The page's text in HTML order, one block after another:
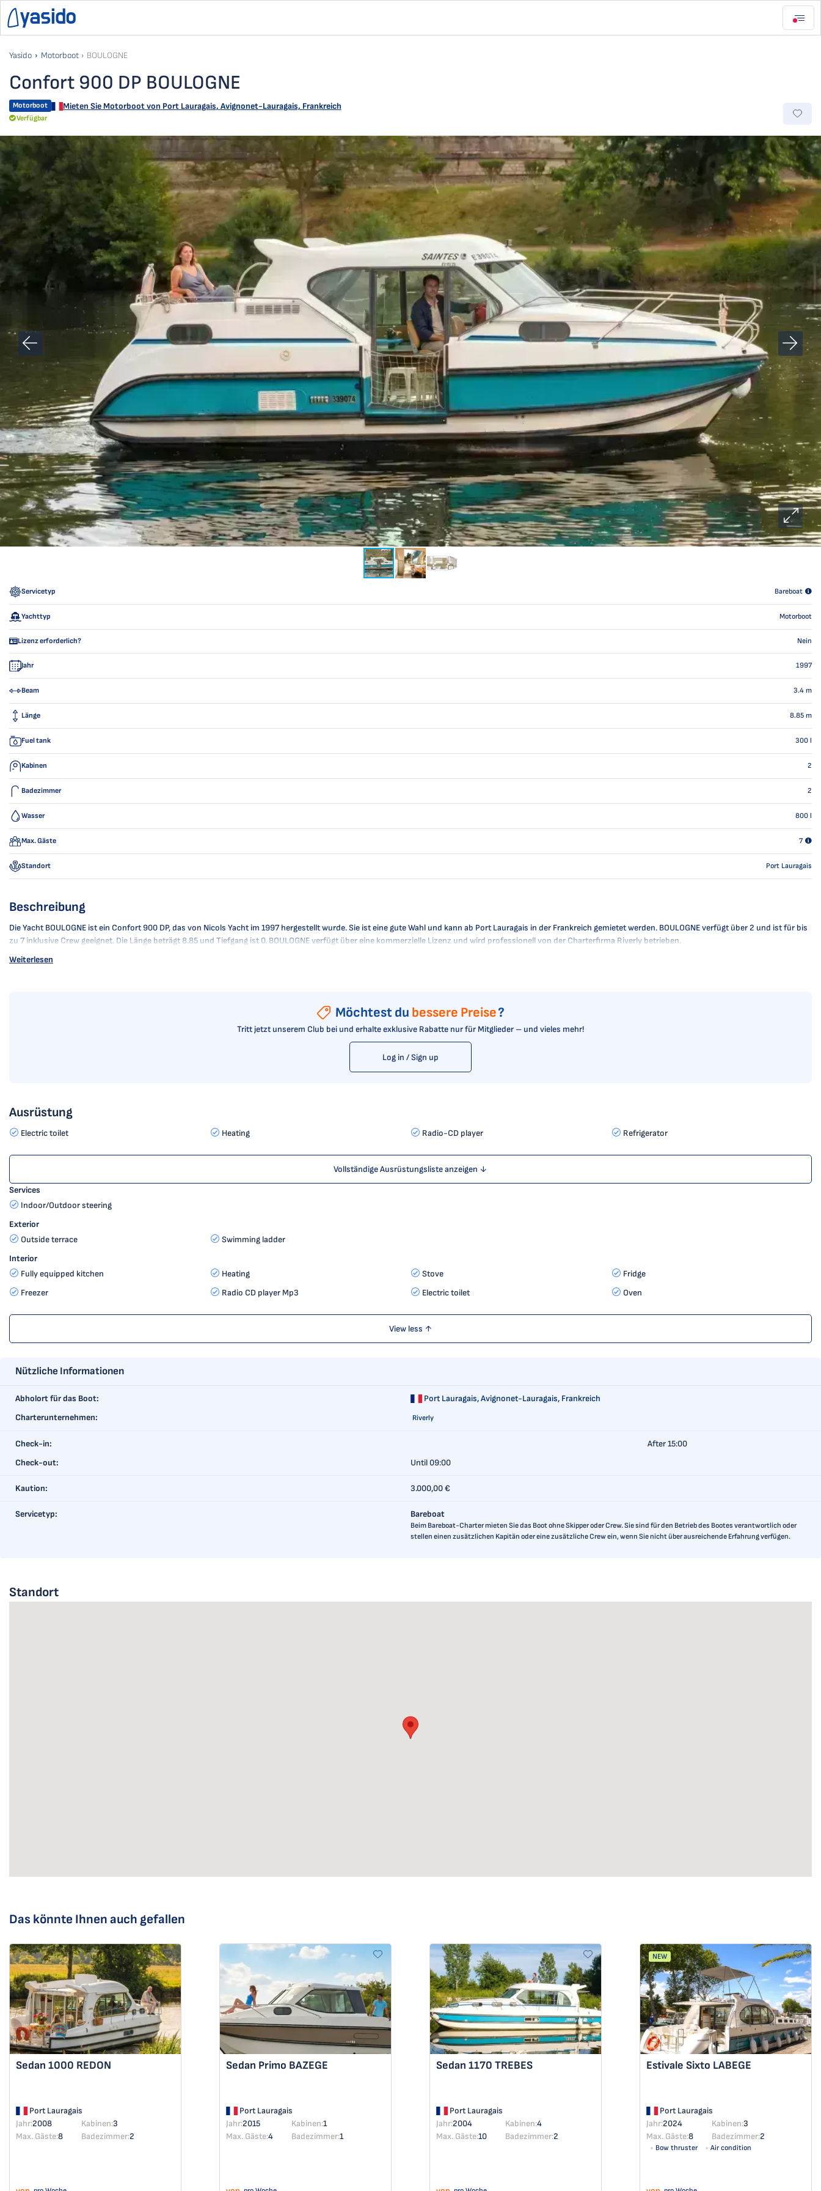
Yasido Motorboot BOULOGNE
Confort 900 DP BOULOGNE
Motorboot Mieten Sie Motorboot von Port Lauragais, Avignonet-Lauragais, Frankreich
Verfügbar
Servicetyp Bareboat
Yachttyp Motorboot
Lizenz erforderlich? Nein
Jahr 1997
Beam 3.4 m
Länge 8.85 m
Fuel tank 300 l
Kabinen 2
Badezimmer 2
Wasser 800 l
Max. Gäste 7
Standort Port Lauragais
Beschreibung
Die Yacht BOULOGNE ist ein Confort 900 DP, das von Nicols Yacht im 1997 hergestellt wurde. Sie ist eine gute Wahl und kann ab Port Lauragais in der Frankreich gemietet werden. BOULOGNE verfügt über 2 und ist für bis
zu 7 inklusive Crew geeignet. Die Länge beträgt 8.85 und Tiefgang ist 0. BOULOGNE verfügt über eine kommerzielle Lizenz und wird professionell von der Charterfirma Riverly betrieben.
Weiterlesen
Möchtest du bessere Preise?
Tritt jetzt unserem Club bei und erhalte exklusive Rabatte nur für Mitglieder – und vieles mehr!
Log in / Sign up
Ausrüstung
Electric toilet Heating Radio-CD player Refrigerator
Vollständige Ausrüstungsliste anzeigen ↓
Services
Indoor/Outdoor steering
Exterior
Outside terrace
Swimming ladder
Interior
Fully equipped kitchen
Heating Stove
Fridge
Freezer
Radio CD player Mp3 Electric toilet Oven
View less ↑
Nützliche Informationen
Abholort für das Boot: Port Lauragais,Avignonet-Lauragais, Frankreich
Charterunternehmen:
Riverly
Check-in:
After 15:00
Check-out:
Until 09:00
Kaution: 3.000,00 €
Servicetyp: Bareboat
Beim Bareboat-Charter mieten Sie das Boot ohne Skipper oder Crew. Sie sind für den Betrieb des Bootes verantwortlich oder
stellen einen zusätzlichen Kapitän oder eine zusätzliche Crew ein, wenn Sie nicht über ausreichende Erfahrung verfügen.
Standort
Das könnte Ihnen auch gefallen
Sedan 1000 REDON
Port Lauragais
Jahr:2008 Kabinen:3
Max. Gäste:8 Badezimmer:2
Sedan Primo BAZEGE
Port Lauragais
Jahr:2015 Kabinen:1
Max. Gäste:4 Badezimmer:1
Sedan 1170 TREBES
Port Lauragais
Jahr:2004 Kabinen:4
Max. Gäste:10 Badezimmer:2
NEW
Estivale Sixto LABEGE
Port Lauragais
Jahr:2024 Kabinen:3
Max. Gäste:8 Badezimmer:2
Bow thruster Air condition